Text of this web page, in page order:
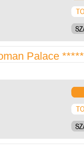
Palace *****